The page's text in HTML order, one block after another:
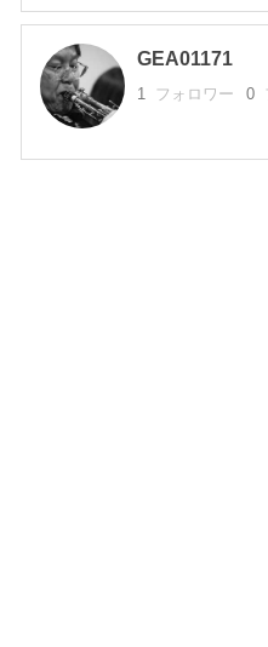
GEA01171
1 フォロワー 0